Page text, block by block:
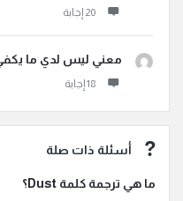
معني ليس لدي ما يكفي
أسئلة ذات صلة
ما هي ترجمة كلمة Dust؟